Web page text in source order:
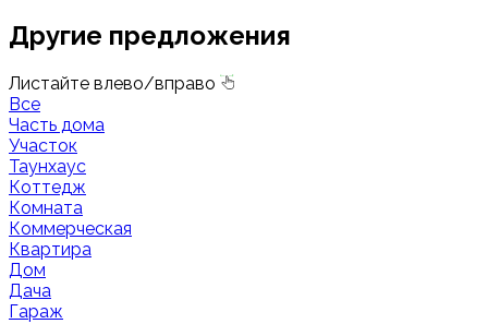
Другие предложения
Листайте влево/вправо
Все
Часть дома
Участок
Таунхаус
Коттедж
Комната
Коммерческая
Квартира
Дом
Дача
Гараж